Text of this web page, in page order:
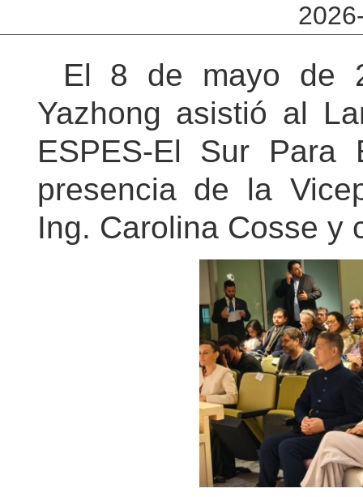
El 8 de mayo de
Yazhong asistió al
ESPES-El Sur
presencia de la
Ing. Carolina Cosse y